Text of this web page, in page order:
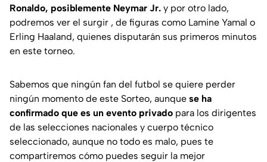
Ronaldo, posiblemente Neymar Jr. y por otro lado,
podremos ver el surgir , de figuras como Lamine Yamal o
Erling Haaland, quienes disputarán sus primeros minutos
en este torneo.
Sabemos que ningún fan del futbol se quiere perder
ningún momento de este Sorteo, aunque se ha
confirmado que es un evento privado para los dirigentes
de las selecciones nacionales y cuerpo técnico
seleccionado, aunque no todo es malo, pues te
compartiremos cómo puedes seguir la mejor